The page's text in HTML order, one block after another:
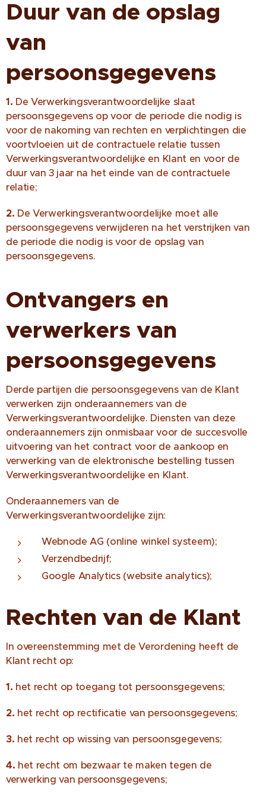
Duur van de opslag
van
persoonsgegevens
1. De Verwerkingsverantwoordelijke slaat
persoonsgegevens op voor de periode die nodig is
voor de nakoming van rechten en verplichtingen die
voortvloeien uit de contractuele relatie tussen
Verwerkingsverantwoordelijke en Klant en voor de
duur van 3 jaar na het einde van de contractuele
relatie;
2. De Verwerkingsverantwoordelijke moet alle
persoonsgegevens verwijderen na het verstrijken van
de periode die nodig is voor de opslag van
persoonsgegevens.
Ontvangers en
verwerkers van
persoonsgegevens
Derde partijen die persoonsgegevens van de Klant
verwerken zijn onderaannemers van de
Verwerkingsverantwoordelijke. Diensten van deze
onderaannemers zijn onmisbaar voor de succesvolle
uitvoering van het contract voor de aankoop en
verwerking van de elektronische bestelling tussen
Verwerkingsverantwoordelijke en Klant.
Onderaannemers van de
Verwerkingsverantwoordelijke zijn:
Webnode AG (online winkel systeem);
Verzendbedrijf;
Google Analytics (website analytics);
Rechten van de Klant
In overeenstemming met de Verordening heeft de
Klant recht op:
1. het recht op toegang tot persoonsgegevens;
2. het recht op rectificatie van persoonsgegevens;
3. het recht op wissing van persoonsgegevens;
4. het recht om bezwaar te maken tegen de
verwerking van persoonsgegevens;